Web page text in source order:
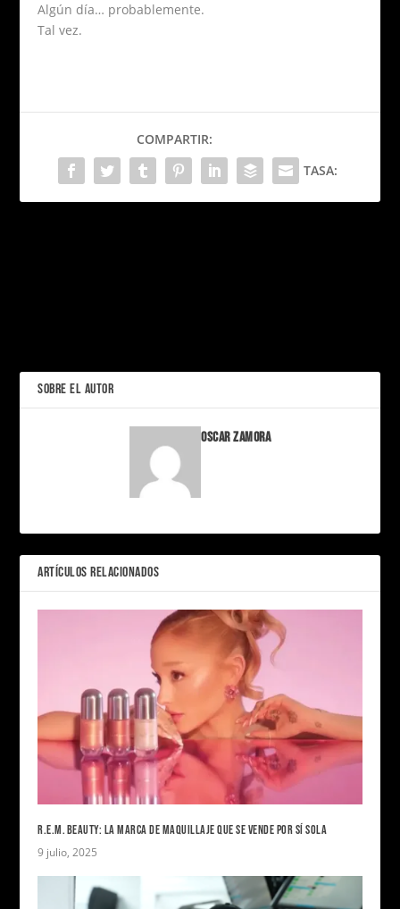
Algún día… probablemente.
Tal vez.
COMPARTIR:
TASA:
SOBRE EL AUTOR
Oscar Zamora
ARTÍCULOS RELACIONADOS
R.E.M. BEAUTY: LA MARCA DE MAQUILLAJE QUE SE VENDE POR SÍ SOLA
9 julio, 2025